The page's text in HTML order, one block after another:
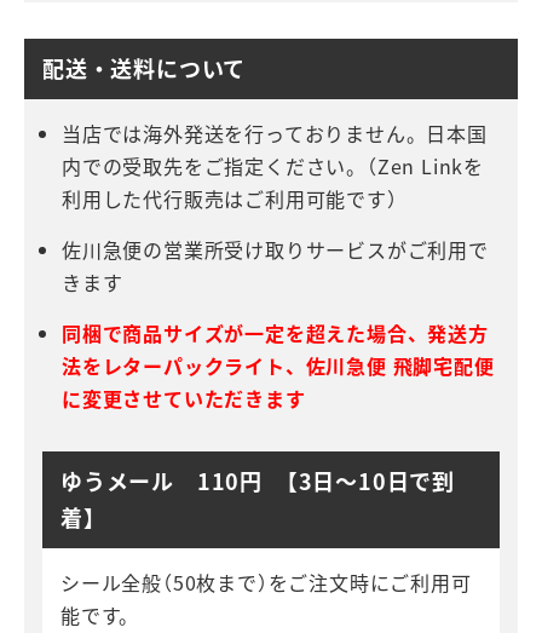
配送・送料について
当店では海外発送を行っておりません。日本国
内での受取先をご指定ください。（Zen Linkを
利用した代行販売はご利用可能です）
佐川急便の営業所受け取りサービスがご利用で
きます
同梱で商品サイズが一定を超えた場合、発送方
法をレターパックライト、佐川急便 飛脚宅配便
に変更させていただきます
ゆうメール 110円 【3日～10日で到
着】
シール全般（50枚まで）をご注文時にご利用可
能です。